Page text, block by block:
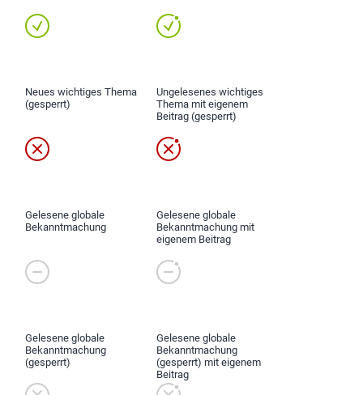
Neues wichtiges Thema
(gesperrt)
Ungelesenes wichtiges
Thema mit eigenem
Beitrag (gesperrt)
Gelesene globale
Bekanntmachung
Gelesene globale
Bekanntmachung mit
eigenem Beitrag
Gelesene globale
Bekanntmachung
(gesperrt)
Gelesene globale
Bekanntmachung
(gesperrt) mit eigenem
Beitrag